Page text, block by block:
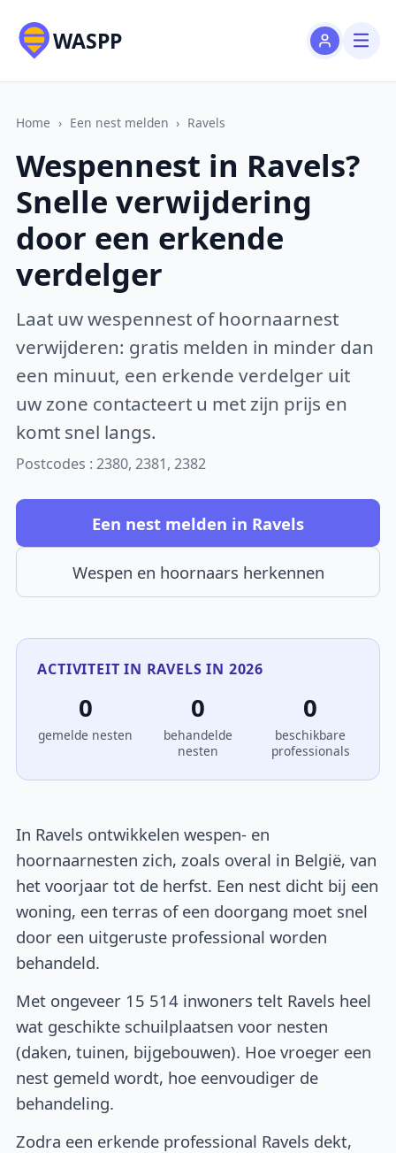
WASPP
Home › Een nest melden › Ravels
Wespennest in Ravels?
Snelle verwijdering
door een erkende
verdelger
Laat uw wespennest of hoornaarnest
verwijderen: gratis melden in minder dan
een minuut, een erkende verdelger uit
uw zone contacteert u met zijn prijs en
komt snel langs.
Postcodes : 2380, 2381, 2382
Een nest melden in Ravels
Wespen en hoornaars herkennen
ACTIVITEIT IN RAVELS IN 2026
0
gemelde nesten
0
behandelde
nesten
0
beschikbare
professionals
In Ravels ontwikkelen wespen- en
hoornaarnesten zich, zoals overal in België, van
het voorjaar tot de herfst. Een nest dicht bij een
woning, een terras of een doorgang moet snel
door een uitgeruste professional worden
behandeld.
Met ongeveer 15 514 inwoners telt Ravels heel
wat geschikte schuilplaatsen voor nesten
(daken, tuinen, bijgebouwen). Hoe vroeger een
nest gemeld wordt, hoe eenvoudiger de
behandeling.
Zodra een erkende professional Ravels dekt,